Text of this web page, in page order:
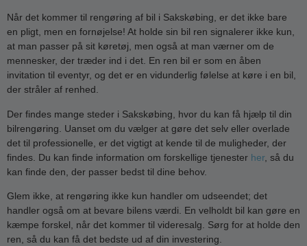
Når det kommer til rengøring af bil i Sakskøbing, er det ikke bare
en pligt, men en fornøjelse! At holde sin bil ren signalerer ikke kun,
at man passer på sit køretøj, men også at man værner om de
mennesker, der træder ind i det. En ren bil er som en åben
invitation til eventyr, og det er en vidunderlig følelse at køre i en bil,
der stråler af renhed.
Der findes mange steder i Sakskøbing, hvor du kan få hjælp til din
bilrengøring. Uanset om du vælger at gøre det selv eller overlade
det til professionelle, er det vigtigt at kende til de muligheder, der
findes. Du kan finde information om forskellige tjenester her, så du
kan finde den, der passer bedst til dine behov.
Glem ikke, at rengøring ikke kun handler om udseendet; det
handler også om at bevare bilens værdi. En velholdt bil kan gøre en
kæmpe forskel, når det kommer til videresalg. Sørg for at holde den
ren, så du kan få det bedste ud af din investering.